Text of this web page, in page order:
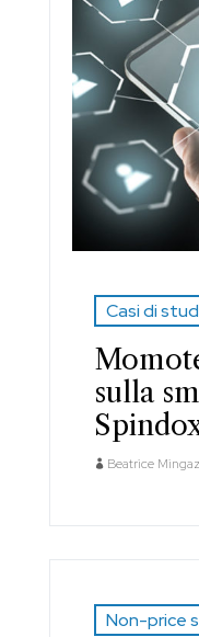
Casi di
sulla
Beatrice
Non-price